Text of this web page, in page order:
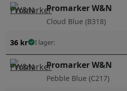
Promarker W&N
Cloud Blue (B318)
36 kr I lager:
Promarker W&N
Pebble Blue (C217)